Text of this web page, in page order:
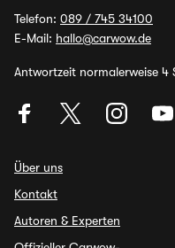
Telefon: 089 / 745 34100
E-Mail: hallo@carwow.de
Antwortzeit normalerweise 4
Über uns
Kontakt
Autoren & Experten